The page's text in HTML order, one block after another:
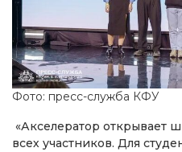
Фото: пресс-служба КФУ
«Акселератор открывает
всех участников. Для